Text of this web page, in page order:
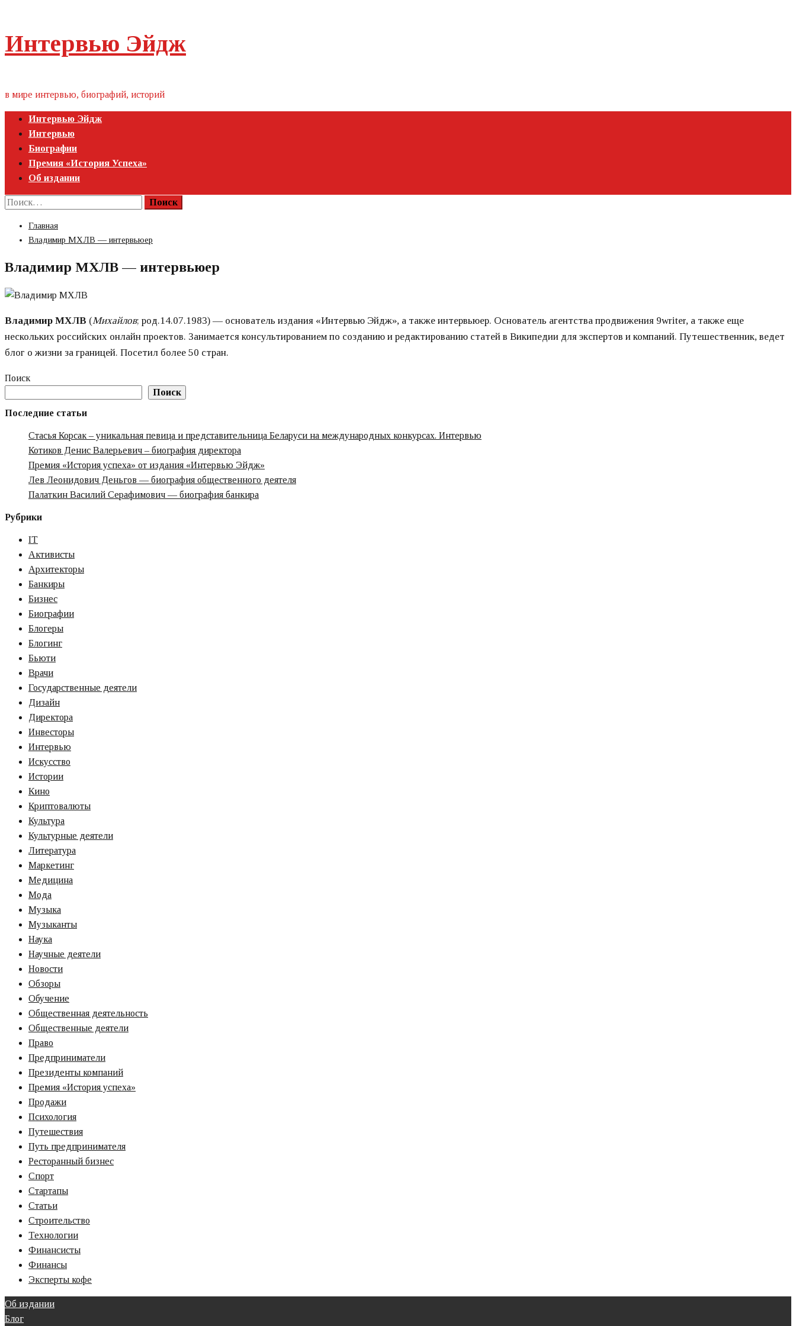
контент
Интервью Эйдж
в мире интервью, биографий, историй
Первичное
меню
Интервью Эйдж
Интервью
Биографии
Премия «‎История Успеха»‎
Об издании
Найти:
Главная
Владимир МХЛВ — интервьюер
Владимир МХЛВ — интервьюер
Владимир МХЛВ (Михайлов; род.14.07.1983) — основатель издания «Интервью Эйдж», а также интервьюер. Основатель агентства продвижения 9writer, а также еще
нескольких российских онлайн проектов. Занимается консультированием по созданию и редактированию статей в Википедии для экспертов и компаний. Путешественник, ведет
блог о жизни за границей. Посетил более 50 стран.
Поиск
Поиск
Последние статьи
Стасья Корсак – уникальная певица и представительница Беларуси на международных конкурсах. Интервью
Котиков Денис Валерьевич – биография директора
Премия «‎История успеха» от издания «‎Интервью Эйдж»‎‎
Лев Леонидович Деньгов — биография общественного деятеля
Палаткин Василий Серафимович — биография банкира
Рубрики
IT
Активисты
Архитекторы
Банкиры
Бизнес
Биографии
Блогеры
Блогинг
Бьюти
Врачи
Государственные деятели
Дизайн
Директора
Инвесторы
Интервью
Искусство
Истории
Кино
Криптовалюты
Культура
Культурные деятели
Литература
Маркетинг
Медицина
Мода
Музыка
Музыканты
Наука
Научные деятели
Новости
Обзоры
Обучение
Общественная деятельность
Общественные деятели
Право
Предприниматели
Президенты компаний
Премия «‎История успеха»‎
Продажи
Психология
Путешествия
Путь предпринимателя
Ресторанный бизнес
Спорт
Стартапы
Статьи
Строительство
Технологии
Финансисты
Финансы
Эксперты кофе
Об издании
Блог